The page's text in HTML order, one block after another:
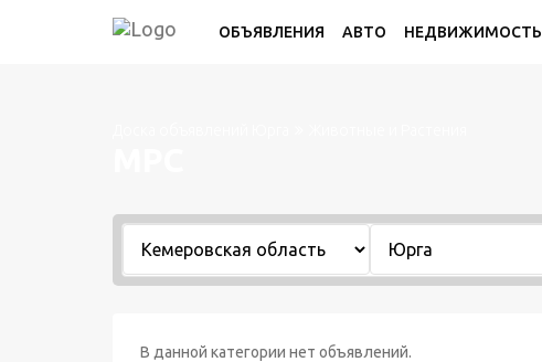
ОБЪЯВЛЕНИЯ АВТО НЕДВИЖИМОСТЬ
В данной категории нет объявлений.